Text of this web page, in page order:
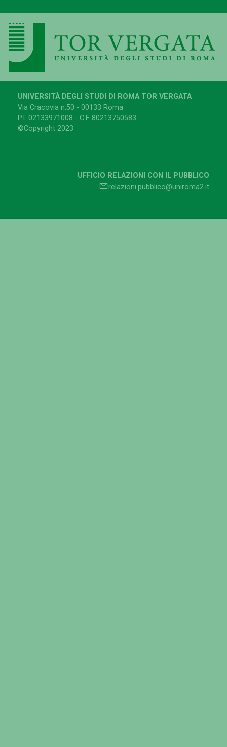
UNIVERSITÀ DEGLI STUDI DI ROMA TOR VERGATA
Via Cracovia n.50 - 00133 Roma
P.I. 02133971008 - C.F. 80213750583
©Copyright 2023
UFFICIO RELAZIONI CON IL PUBBLICO
relazioni.pubblico@uniroma2.it